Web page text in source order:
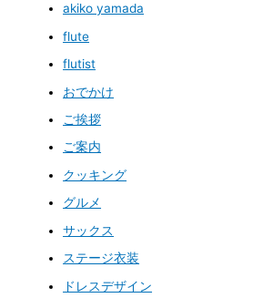
akiko yamada
flute
flutist
おでかけ
ご挨拶
ご案内
クッキング
グルメ
サックス
ステージ衣装
ドレスデザイン